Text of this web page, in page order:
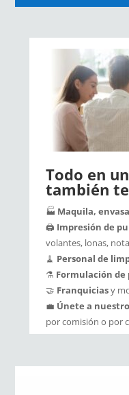
Todo en
también
🏭 Maquila,
🖨️ Impresión de
volantes, lonas,
🧹 Personal de
⚗️ Formulación de
🤝 Franquiciasy
💼 Únete a
por comisión o por